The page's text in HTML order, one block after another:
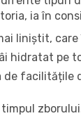
ia în
liniștit,
hidratat pe
facilitățile